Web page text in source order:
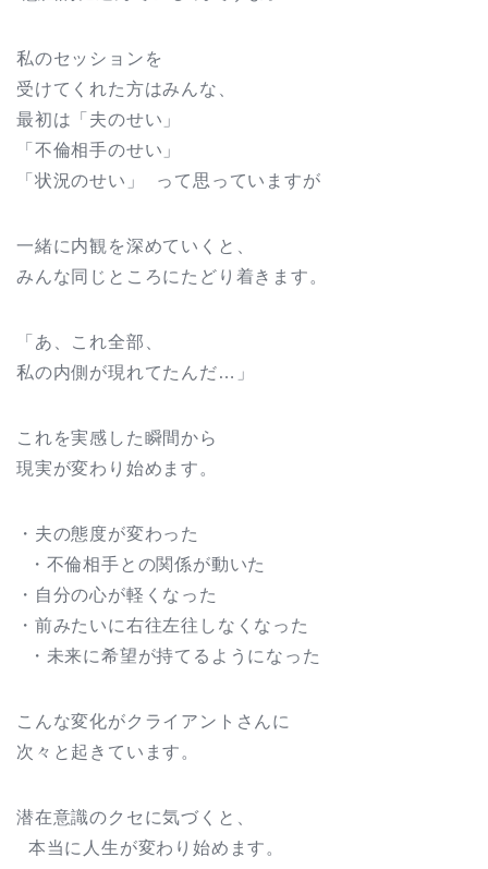
私のセッションを
受けてくれた方はみんな、
最初は「夫のせい」
「不倫相手のせい」
「状況のせい」 って思っていますが
一緒に内観を深めていくと、
みんな同じところにたどり着きます。
「あ、これ全部、
私の内側が現れてたんだ…」
これを実感した瞬間から
現実が変わり始めます。
・夫の態度が変わった
・不倫相手との関係が動いた
・自分の心が軽くなった
・前みたいに右往左往しなくなった
・未来に希望が持てるようになった
こんな変化がクライアントさんに
次々と起きています。
潜在意識のクセに気づくと、
本当に人生が変わり始めます。